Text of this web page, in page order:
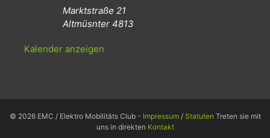
Marktstraße 21
Altmüsnter 4813
Kalender anzeigen
© 2026 EMC / Elektro Mobilitäts Club - Impressum/ Statuten Treten sie mit
uns in direkten Kontakt